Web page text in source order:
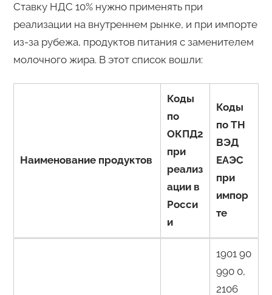
Ставку НДС 10% нужно применять при
реализации на внутреннем рынке, и при импорте
из-за рубежа, продуктов питания с заменителем
молочного жира. В этот список вошли:
Наименование продуктов
Коды
по
ОКПД2
при
реализ
ации в
Росси
и
Коды
по ТН
ВЭД
ЕАЭС
при
импор
те
1901 90
990 0,
2106